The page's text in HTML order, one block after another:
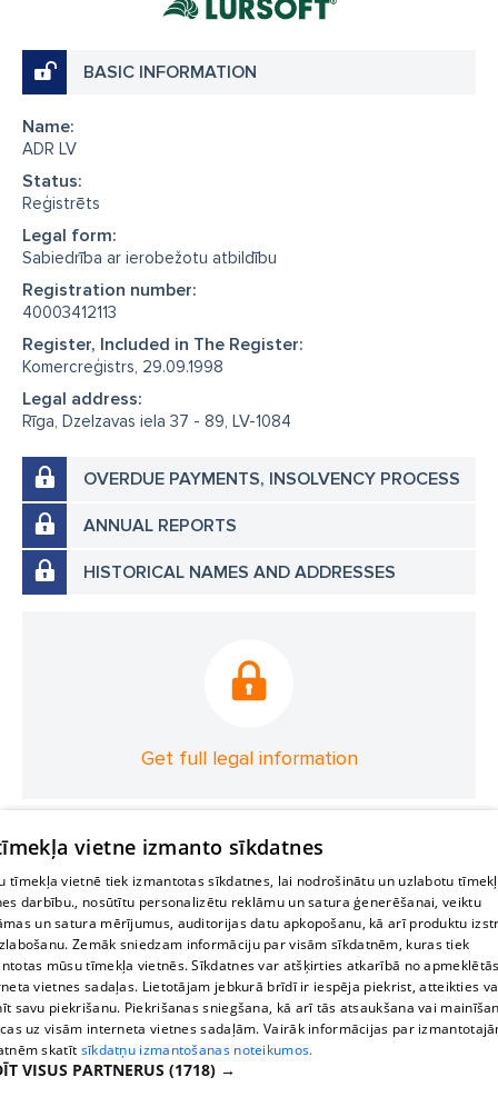
BASIC INFORMATION
Name:
ADR LV
Status:
Reģistrēts
Legal form:
Sabiedrība ar ierobežotu atbildību
Registration number:
40003412113
Register, Included in The Register:
Komercreģistrs, 29.09.1998
Legal address:
Rīga, Dzelzavas iela 37 - 89, LV-1084
OVERDUE PAYMENTS, INSOLVENCY PROCESS
ANNUAL REPORTS
HISTORICAL NAMES AND ADDRESSES
Get full legal information
vietne izmanto sīkdatnes
tīmekļa vietnē tiek izmantotas sīkdatnes, lai nodrošinātu un uzlabotu
darbību., nosūtītu personalizētu reklāmu un satura ģenerēšanai, veiktu
un satura mērījumus, auditorijas datu apkopošanu, kā arī produktu
Zemāk sniedzam informāciju par visām sīkdatnēm, kuras tiek
mūsu tīmekļa vietnēs. Sīkdatnes var atšķirties atkarībā no
vietnes sadaļas. Lietotājam jebkurā brīdī ir iespēja piekrist, atteikties
savu piekrišanu. Piekrišanas sniegšana, kā arī tās atsaukšana vai
uz visām interneta vietnes sadaļām. Vairāk informācijas par
skatīt sīkdatņu izmantošanas noteikumos.
VISUS PARTNERUS (1718) →